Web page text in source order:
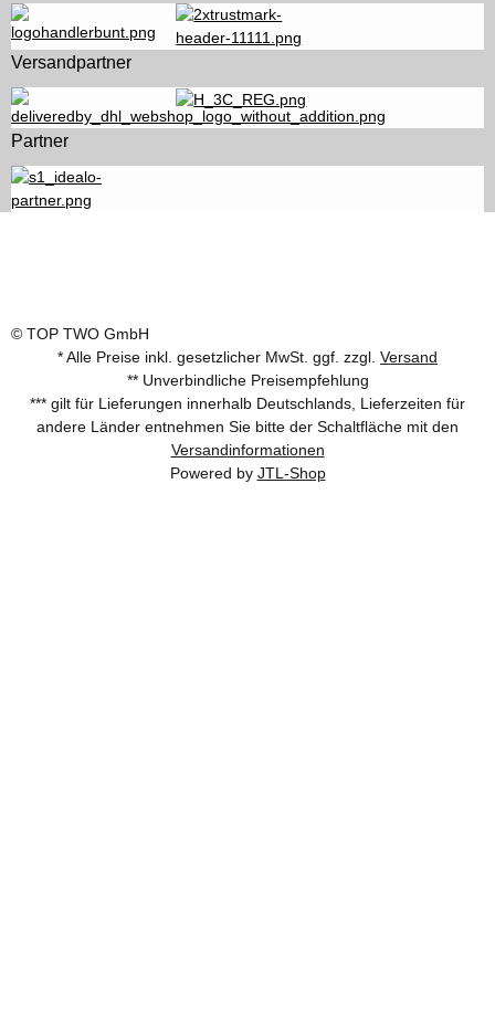
Versandpartner
Partner
© TOP TWO GmbH
* Alle Preise inkl. gesetzlicher MwSt. ggf. zzgl. Versand
** Unverbindliche Preisempfehlung
*** gilt für Lieferungen innerhalb Deutschlands, Lieferzeiten für
andere Länder entnehmen Sie bitte der Schaltfläche mit den
Versandinformationen
Powered by JTL-Shop